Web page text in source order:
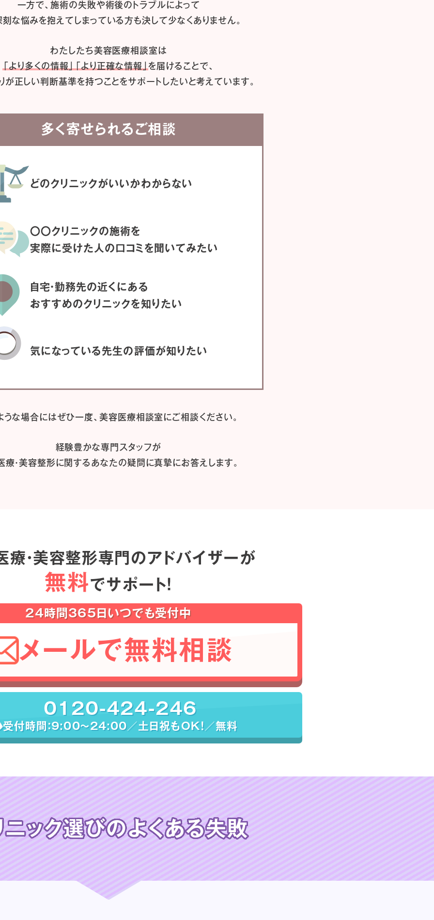
一方で、施術の失敗や術後のトラブルによって
な悩みを抱えてしまっている方も決して少なくありません。
わたしたち美容医療相談室は
「より多くの情報」「より正確な情報」を届けることで、
が正しい判断基準を持つことをサポートしたいと考えています。
多く寄せられるご相談
どのクリニックがいいかわからない
〇〇クリニックの施術を
実際に受けた人の口コミを聞いてみたい
自宅・勤務先の近くにある
おすすめのクリニックを知りたい
気になっている先生の評価が知りたい
うな場合にはぜひ一度、美容医療相談室にご相談ください。
経験豊かな専門スタッフが
療・美容整形に関するあなたの疑問に真摯にお答えします。
療・美容整形専門のアドバイザーが
無料でサポート！
24時間365日いつでも受付中
メールで無料相談
0120-424-246
受付時間：9:00〜24:00／土日祝もOK！／無料
ニック選びのよくある失敗